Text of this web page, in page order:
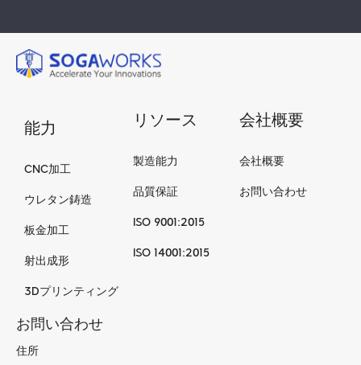
能力
CNC加工
ウレタン鋳造
板金加工
射出成形
3Dプリンティング
リソース
製造能力
品質保証
ISO 9001:2015
ISO 14001:2015
会社概要
会社概要
お問い合わせ
お問い合わせ
住所